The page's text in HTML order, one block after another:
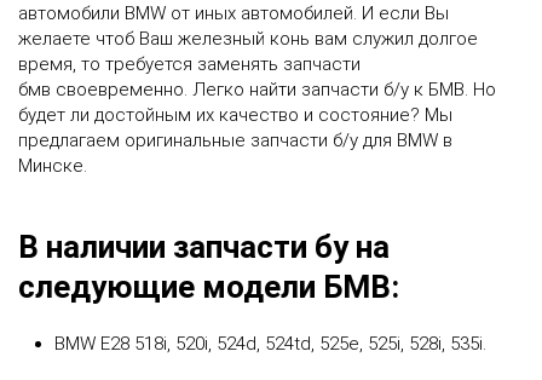
автомобили BMW от иных автомобилей. И если Вы
желаете чтоб Ваш железный конь вам служил долгое
время, то требуется заменять запчасти
бмв своевременно. Легко найти запчасти б/у к БМВ. Но
будет ли достойным их качество и состояние? Мы
предлагаем оригинальные запчасти б/у для BMW в
Минске.
В наличии запчасти бу на
следующие модели БМВ:
BMW E28 518i, 520i, 524d, 524td, 525e, 525i, 528i, 535i.